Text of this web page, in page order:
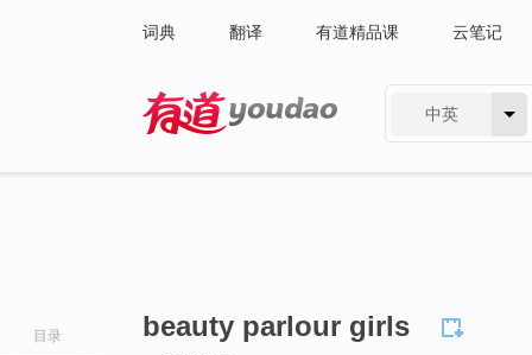
词典 翻译 有道精品课 云笔记
中英
目录 beauty parlour girls